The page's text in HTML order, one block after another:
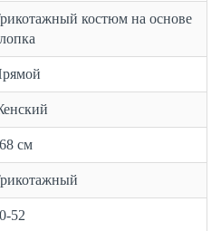
костюм на основе
см
52